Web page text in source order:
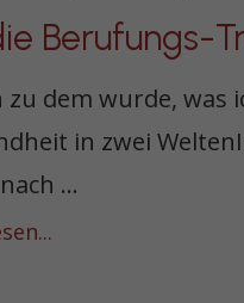
Berufungs-
zu dem wurde, was
in zwei
...